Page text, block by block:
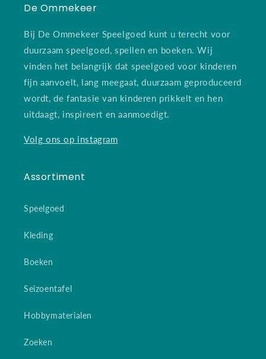
De Ommekeer
Bij De Ommekeer Speelgoed kunt u terecht voor
duurzaam speelgoed, spellen en boeken. Wij
vinden het belangrijk dat speelgoed voor kinderen
fijn aanvoelt, lang meegaat, duurzaam geproduceerd
wordt, de fantasie van kinderen prikkelt en hen
uitdaagt, inspireert en aanmoedigt.
Volg ons op instagram
Assortiment
Speelgoed
Kleding
Boeken
Seizoentafel
Hobbymaterialen
Zoeken